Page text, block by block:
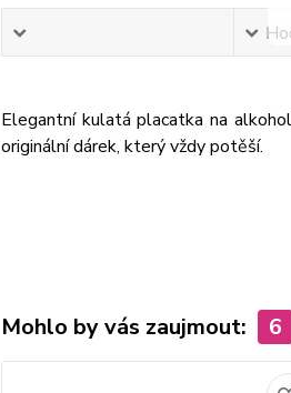
Elegantní kulatá placatka na
originální dárek, který vždy potěší.
Mohlo by vás zaujmout: 6